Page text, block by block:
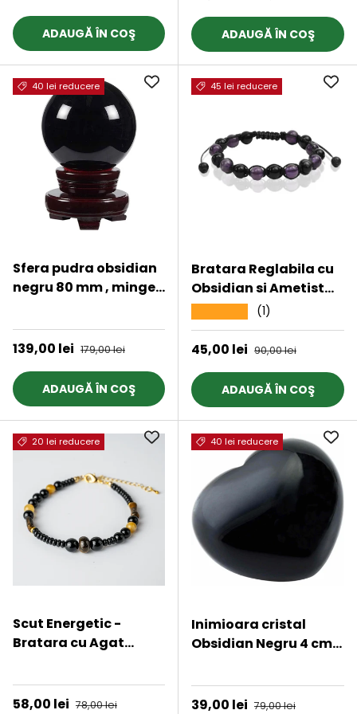
ADAUGĂ ÎN COŞ ADAUGĂ ÎN COŞ
40 lei reducere
Sfera pudra obsidian
negru 80 mm , minge
cu suport de lemn -
Pentru decor,
Preț de vânzare
139,00 lei Preț obișnuit
179,00 lei
ADAUGĂ ÎN COŞ
45 lei reducere
Bratara Reglabila cu
Obsidian si Ametist
8mm - Protectie si
Liniste Interioara
(1)
Preț de vânzare
45,00 lei Preț obișnuit
90,00 lei
ADAUGĂ ÎN COŞ
20 lei reducere
Scut Energetic -
Bratara cu Agat
Ochi de Tigru
Preț de vânzare
58,00 lei Preț obișnuit
78,00 lei
40 lei reducere
Inimioara cristal
Obsidian Negru 4 cm
- pentru protectie,
stabilitate si armonie
Preț de vânzare
39,00 lei Preț obișnuit
79,00 lei